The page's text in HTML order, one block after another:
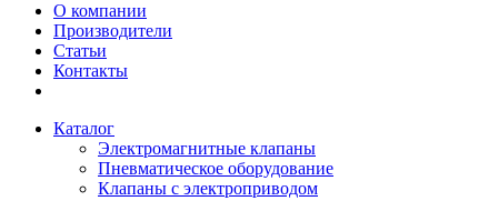
О компании
Производители
Статьи
Контакты
Каталог
Электромагнитные клапаны
Пневматическое оборудование
Клапаны с электроприводом